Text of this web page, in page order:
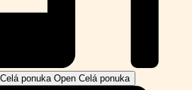
ponuka Open Celá ponuka